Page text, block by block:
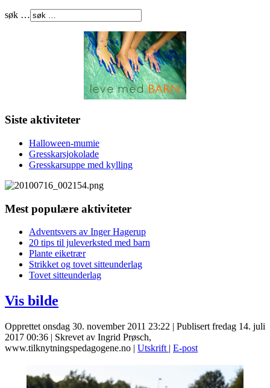
søk …
Siste aktiviteter
Halloween-mumie
Gresskarsjokolade
Gresskarsuppe med kylling
Mest populære aktiviteter
Adventsvers av Inger Hagerup
20 tips til juleverksted med barn
Plante eiketrær
Strikket og tovet sitteunderlag
Tovet sitteunderlag
Vis bilde
Opprettet onsdag 30. november 2011 23:22 | Publisert fredag 14. juli
2017 00:36 | Skrevet av Ingrid Prøsch,
www.tilknytningspedagogene.no | Utskrift | E-post